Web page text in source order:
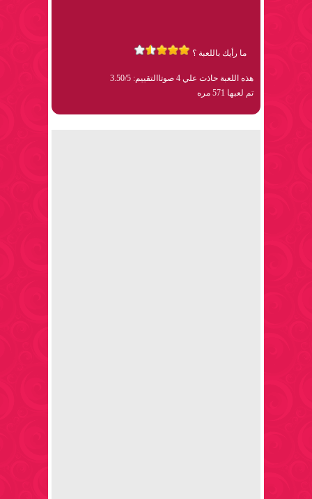
ما رأيك باللعبة ؟
هذه اللعبة حاذت علي 4 صوتا
التقييم: 3.50/5
تم لعبها 571 مره